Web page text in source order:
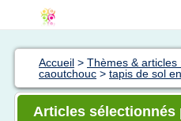
Accueil > Thèmes & articles
caoutchouc > tapis de sol
Articles sélectionnés